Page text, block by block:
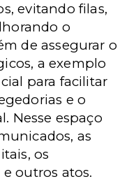
evitando filas,
o
de assegurar o
a exemplo
para facilitar
e o
Nesse espaço
as
os
outros atos.